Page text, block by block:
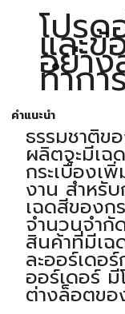
โปรด
และข้
อย่า
ทำก
คำแนะนำ
ธรรมชาติข
ผลิตจะมีเ
กระเบื้องเ
งาน สำหรั
เฉดสีของก
จำนวนจำ
สินค้าที่มีเฉ
ละออร์เดอ
ออร์เดอร์ มี
ต่างล็อตขอ